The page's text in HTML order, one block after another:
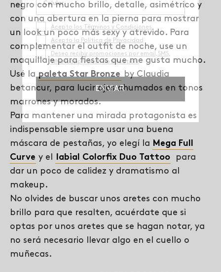
negro con mucho brillo, detalle, asimétrico y
con una abertura en la pierna para mostrar
un look un poco más sexy y atrevido. Para
complementar el outfit de noche, use un
maquillaje para fiestas que me gusta mucho.
Usé lapaleta Star Bronzeby Claudia
betancur, para lucir ojos ahumados en tonos
marrones y morados.
Para mantener una mirada protagonista es
indispensable siempre usar una buena
máscara de pestañas, yo elegí la Mega Full
Curve y el labial Colorfix Duo Tattoo
para
dar un poco de calidez y dramatismo al
makeup.
No olvides de buscar unos aretes con mucho
brillo para que resalten, acuérdate que si
optas por unos aretes que se hagan notar, ya
no será necesario llevar algo en el cuello o
muñecas.